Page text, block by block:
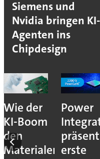
Siemens und
Nvidia bringen KI-
Agenten ins
Chipdesign
Wie der
KI-Boom
den
Materialengpass
Power
erste